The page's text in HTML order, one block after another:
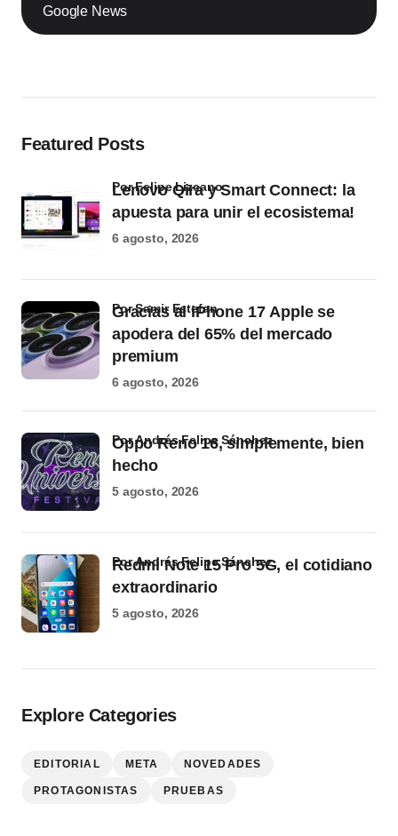
Google News
Featured Posts
Lenovo Qira y Smart Connect: la
apuesta para unir el ecosistema!
por Felipe Lizcano
6 agosto, 2026
Gracias al iPhone 17 Apple se
apodera del 65% del mercado
premium
por Samir Estefan
6 agosto, 2026
Oppo Reno 16, simplemente, bien
hecho
por Andrés Felipe Sánchez
5 agosto, 2026
Redmi Note 15 Pro 5G, el cotidiano
extraordinario
por Andrés Felipe Sánchez
5 agosto, 2026
Explore Categories
EDITORIAL META NOVEDADES
PROTAGONISTAS PRUEBAS